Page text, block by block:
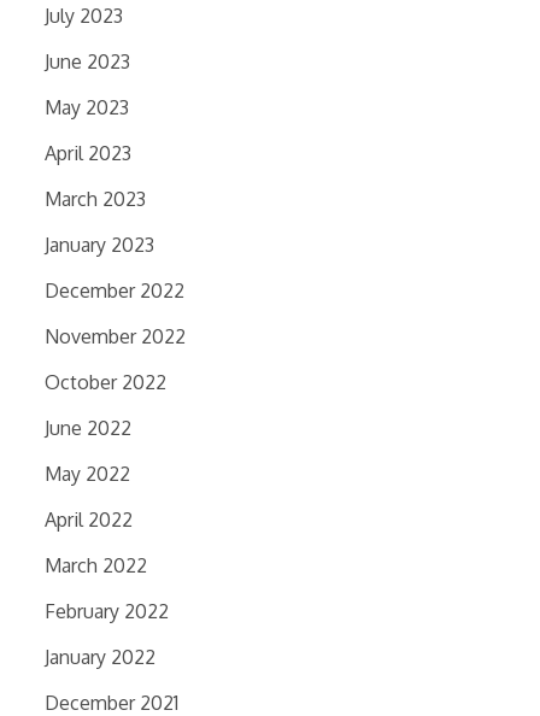
July 2023
June 2023
May 2023
April 2023
March 2023
January 2023
December 2022
November 2022
October 2022
June 2022
May 2022
April 2022
March 2022
February 2022
January 2022
December 2021